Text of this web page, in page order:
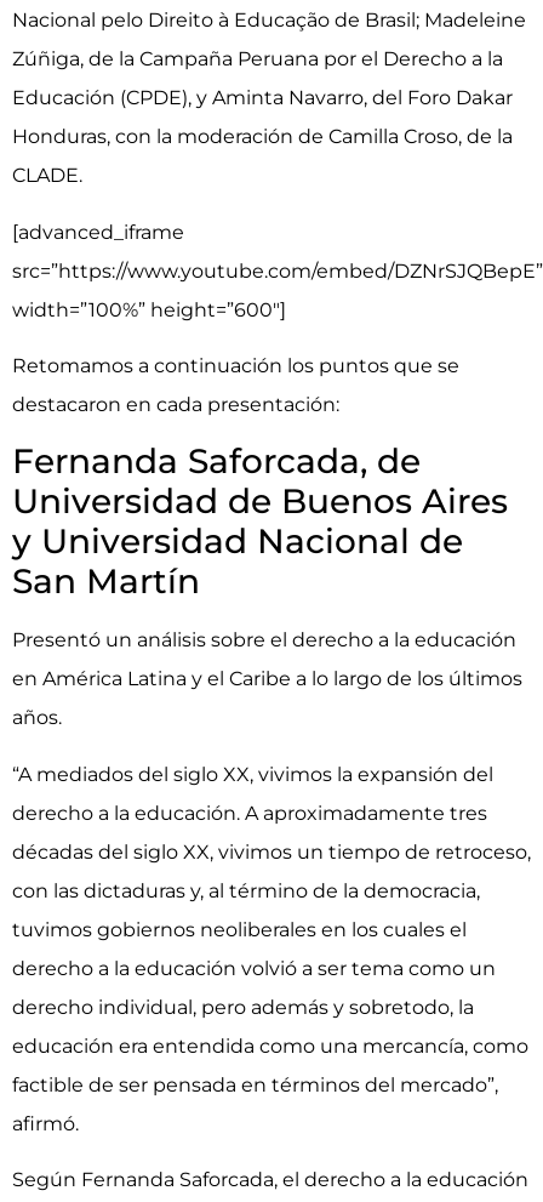
Nacional pelo Direito à Educação de Brasil; Madeleine
Zúñiga, de la Campaña Peruana por el Derecho a la
Educación (CPDE), y Aminta Navarro, del Foro Dakar
Honduras, con la moderación de Camilla Croso, de la
CLADE.
[advanced_iframe
src=”https://www.youtube.com/embed/DZNrSJQBepE”
width=”100%” height=”600″]
Retomamos a continuación los puntos que se
destacaron en cada presentación:
Fernanda Saforcada, de
Universidad de Buenos Aires
y Universidad Nacional de
San Martín
Presentó un análisis sobre el derecho a la educación
en América Latina y el Caribe a lo largo de los últimos
años.
“A mediados del siglo XX, vivimos la expansión del
derecho a la educación. A aproximadamente tres
décadas del siglo XX, vivimos un tiempo de retroceso,
con las dictaduras y, al término de la democracia,
tuvimos gobiernos neoliberales en los cuales el
derecho a la educación volvió a ser tema como un
derecho individual, pero además y sobretodo, la
educación era entendida como una mercancía, como
factible de ser pensada en términos del mercado”,
afirmó.
Según Fernanda Saforcada, el derecho a la educación